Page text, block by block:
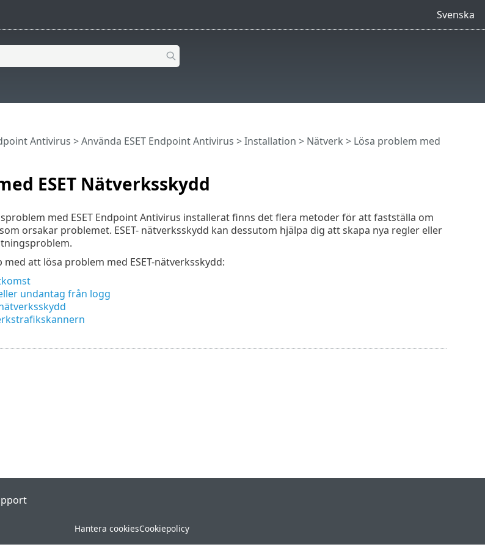
Svenska
ESET Nätverksskydd
Antivirus >Använda ESET Endpoint Antivirus >Installation > Nätverk > Lösa problem med
med ESET Endpoint Antivirus installerat finns det flera metoder för att fastställa om
orsakar problemet. ESET- nätverksskydd kan dessutom hjälpa dig att skapa nya regler eller
att lösa problem med ESET-nätverksskydd:
undantag från logg
Hantera cookiesCookiepolicy